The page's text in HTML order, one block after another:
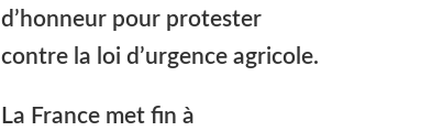
d’honneur pour protester
contre la loi d’urgence agricole.
La France met fin à